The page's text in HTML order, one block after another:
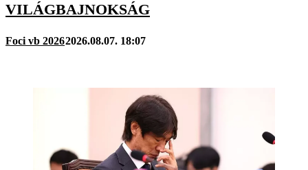
VILÁGBAJNOKSÁG
Foci vb 20262026.08.07. 18:07